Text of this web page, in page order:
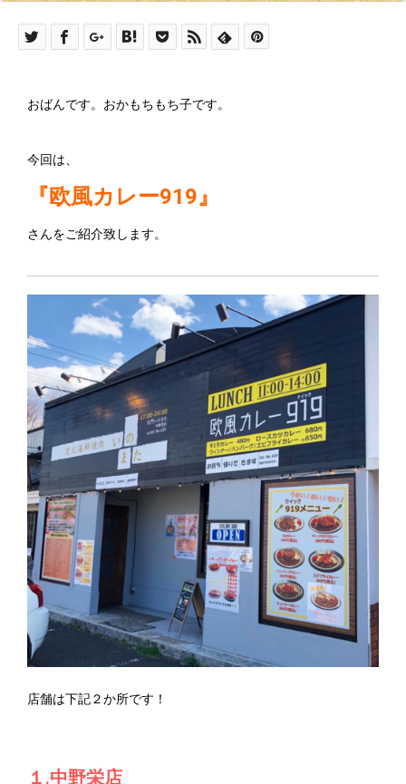
おばんです。おかもちもち子です。
今回は、
『欧風カレー919』
さんをご紹介致します。
店舗は下記２か所です！
１.中野栄店